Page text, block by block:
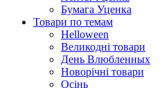
Бумага Уценка
Товари по темам
Helloween
Великодні товари
День Влюбленных
Новорічні товари
Осінь